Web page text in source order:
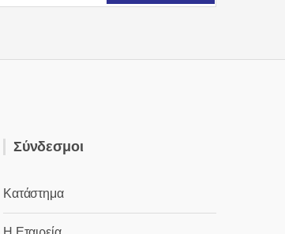
Σύνδεσμοι
Κατάστημα